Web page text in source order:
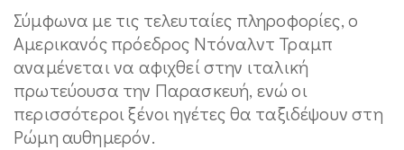
Σύμφωνα με τις τελευταίες πληροφορίες, ο
Αμερικανός πρόεδρος Ντόναλντ Τραμπ
αναμένεται να αφιχθεί στην ιταλική
πρωτεύουσα την Παρασκευή, ενώ οι
περισσότεροι ξένοι ηγέτες θα ταξιδέψουν στη
Ρώμη αυθημερόν.